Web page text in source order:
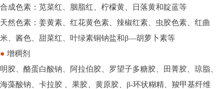
合成色素：苋菜红、胭脂红、柠檬黄、日落黄和靛蓝等
天然色素：姜黄素、红花黄色素、辣椒红素、虫胶色素、红曲
米、酱色、甜菜红、叶绿素铜钠盐和β—胡萝卜素等
● 增稠剂
明胶、酪蛋白酸钠、阿拉伯胶、罗望子多糖胶、田菁胶、琼脂、
海藻酸钠、卡拉胶 、果胶、黄原胶、β-环状糊精、羧甲基纤维